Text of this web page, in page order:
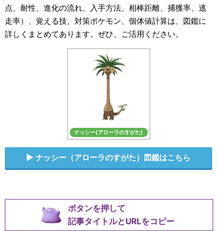
点、耐性、進化の流れ、入手方法、相棒距離、捕獲率、逃
走率）、覚える技、対策ポケモン、個体値計算は、図鑑に
詳しくまとめてあります。ぜひ、ご活用ください。
ナッシー(アローラのすがた)
ナッシー（アローラのすがた）図鑑はこちら
ボタンを押して
記事タイトルとURLをコピー